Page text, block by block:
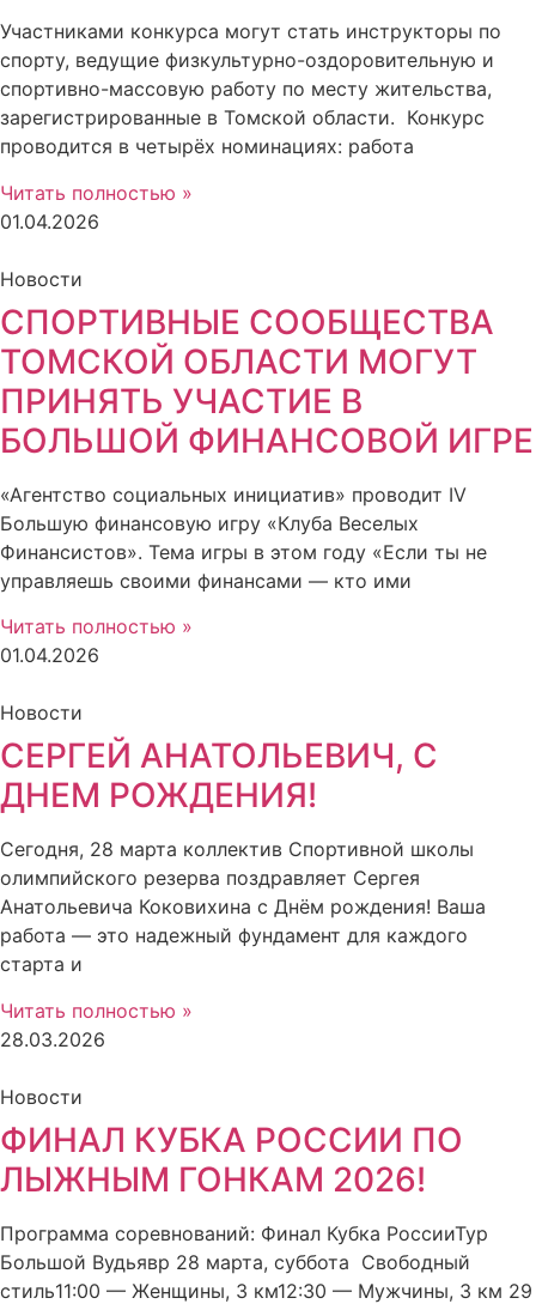
Участниками конкурса могут стать инструкторы по
спорту, ведущие физкультурно-оздоровительную и
спортивно-массовую работу по месту жительства,
зарегистрированные в Томской области. Конкурс
проводится в четырёх номинациях: работа
Читать полностью »
01.04.2026
Новости
СПОРТИВНЫЕ СООБЩЕСТВА
ТОМСКОЙ ОБЛАСТИ МОГУТ
ПРИНЯТЬ УЧАСТИЕ В
БОЛЬШОЙ ФИНАНСОВОЙ ИГРЕ
«Агентство социальных инициатив» проводит IV
Большую финансовую игру «Клуба Веселых
Финансистов». Тема игры в этом году «Если ты не
управляешь своими финансами — кто ими
Читать полностью »
01.04.2026
Новости
СЕРГЕЙ АНАТОЛЬЕВИЧ, С
ДНЕМ РОЖДЕНИЯ!
Сегодня, 28 марта коллектив Спортивной школы
олимпийского резерва поздравляет Сергея
Анатольевича Коковихина с Днём рождения! Ваша
работа — это надежный фундамент для каждого
старта и
Читать полностью »
28.03.2026
Новости
ФИНАЛ КУБКА РОССИИ ПО
ЛЫЖНЫМ ГОНКАМ 2026!
Программа соревнований: Финал Кубка РоссииТур
Большой Вудьявр 28 марта, суббота Свободный
стиль11:00 — Женщины, 3 км12:30 — Мужчины, 3 км 29